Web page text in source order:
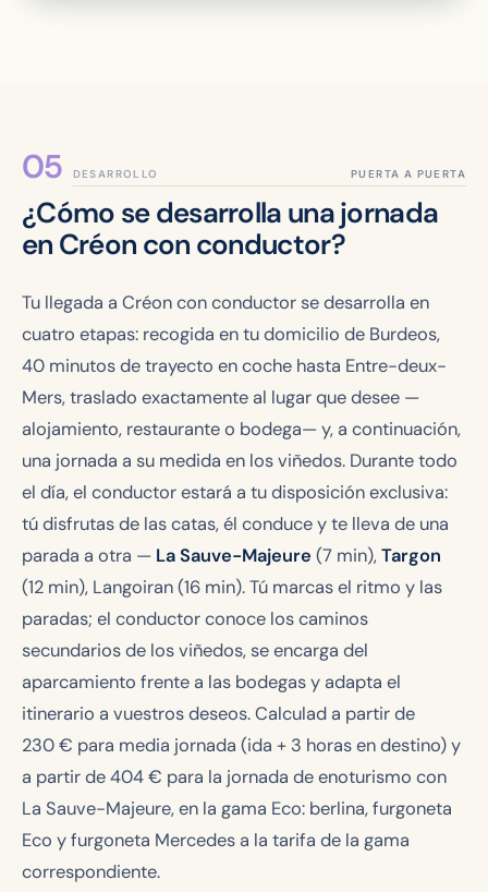
DESARROLLO
¿Cómo se desarrolla una jornada
en Créon con conductor?
Tu llegada a Créon con conductor se desarrolla en
cuatro etapas: recogida en tu domicilio de Burdeos,
40 minutos de trayecto en coche hasta Entre-deux-
Mers, traslado exactamente al lugar que desee —
alojamiento, restaurante o bodega— y, a continuación,
una jornada a su medida en los viñedos. Durante todo
el día, el conductor estará a tu disposición exclusiva:
tú disfrutas de las catas, él conduce y te lleva de una
parada a otra — La Sauve-Majeure (7 min),Targon
(12 min), Langoiran (16 min). Tú marcas el ritmo y las
paradas; el conductor conoce los caminos
secundarios de los viñedos, se encarga del
aparcamiento frente a las bodegas y adapta el
itinerario a vuestros deseos. Calculad a partir de
230 € para media jornada (ida + 3 horas en destino) y
a partir de404 € para la jornada de enoturismo con
La Sauve-Majeure, en la gama Eco: berlina, furgoneta
Eco y furgoneta Mercedes a la tarifa de la gama
correspondiente.